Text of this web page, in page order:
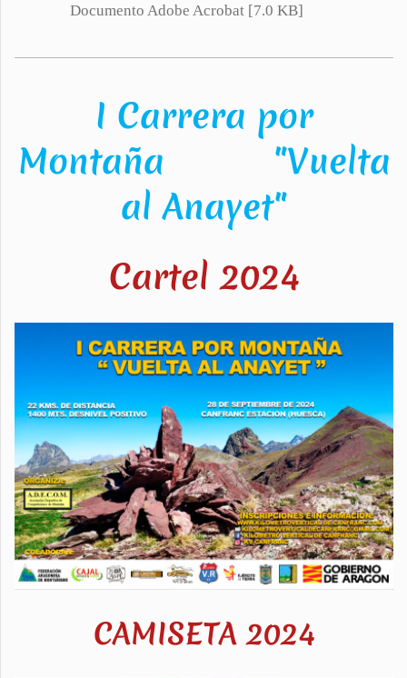
Documento Adobe Acrobat [7.0 KB]
I Carrera por
Montaña "Vuelta
al Anayet"
Cartel 2024
CAMISETA 2024